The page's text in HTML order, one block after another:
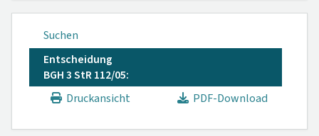
Suchen
Entscheidung
BGH 3 StR 112/05:
Druckansicht
PDF-Download